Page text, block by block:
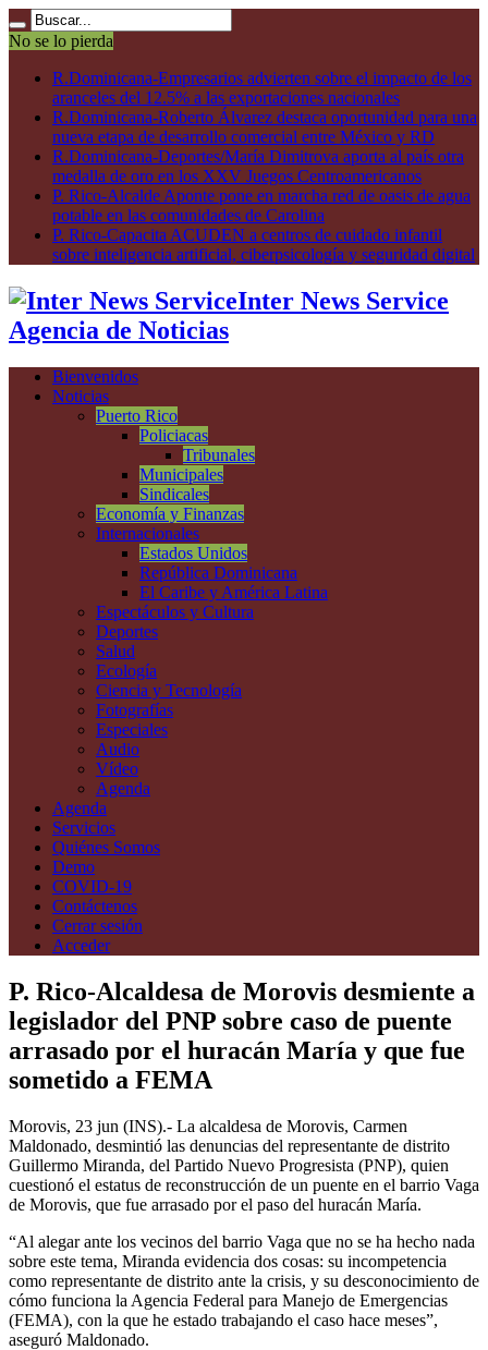
No se lo pierda
R.Dominicana-Empresarios advierten sobre el impacto de los
aranceles del 12.5% a las exportaciones nacionales
R.Dominicana-Roberto Álvarez destaca oportunidad para una
nueva etapa de desarrollo comercial entre México y RD
R.Dominicana-Deportes/María Dimitrova aporta al país otra
medalla de oro en los XXV Juegos Centroamericanos
P. Rico-Alcalde Aponte pone en marcha red de oasis de agua
potable en las comunidades de Carolina
P. Rico-Capacita ACUDEN a centros de cuidado infantil
sobre inteligencia artificial, ciberpsicología y seguridad digital
Inter News Service
Agencia de Noticias
Bienvenidos
Noticias
Puerto Rico
Policiacas
Tribunales
Municipales
Sindicales
Economía y Finanzas
Internacionales
Estados Unidos
República Dominicana
El Caribe y América Latina
Espectáculos y Cultura
Deportes
Salud
Ecología
Ciencia y Tecnología
Fotografías
Especiales
Audio
Vídeo
Agenda
Agenda
Servicios
Quiénes Somos
Demo
COVID-19
Contáctenos
Cerrar sesión
Acceder
P. Rico-Alcaldesa de Morovis desmiente a
legislador del PNP sobre caso de puente
arrasado por el huracán María y que fue
sometido a FEMA
Morovis, 23 jun (INS).- La alcaldesa de Morovis, Carmen
Maldonado, desmintió las denuncias del representante de distrito
Guillermo Miranda, del Partido Nuevo Progresista (PNP), quien
cuestionó el estatus de reconstrucción de un puente en el barrio Vaga
de Morovis, que fue arrasado por el paso del huracán María.
“Al alegar ante los vecinos del barrio Vaga que no se ha hecho nada
sobre este tema, Miranda evidencia dos cosas: su incompetencia
como representante de distrito ante la crisis, y su desconocimiento de
cómo funciona la Agencia Federal para Manejo de Emergencias
(FEMA), con la que he estado trabajando el caso hace meses”,
aseguró Maldonado.